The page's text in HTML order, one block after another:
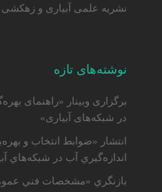
نشریه علمی آبیاری و زهکشی
نوشته‌های تازه
برگزاری وبینار «راهنمای
در شبکه‌های آبیاری»
انتشار «ضوابط انتخاب و
اندازه‌گيري آب در شبكه‌هاي
بازنگري «مشخصات فني